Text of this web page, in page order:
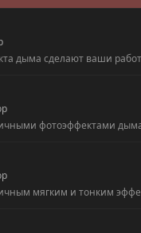
дыма сделают ваши
фотоэффектами
мягким и тонким